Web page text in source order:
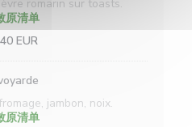
romarin sur toasts.
原清单
EUR
jambon, noix.
原清单